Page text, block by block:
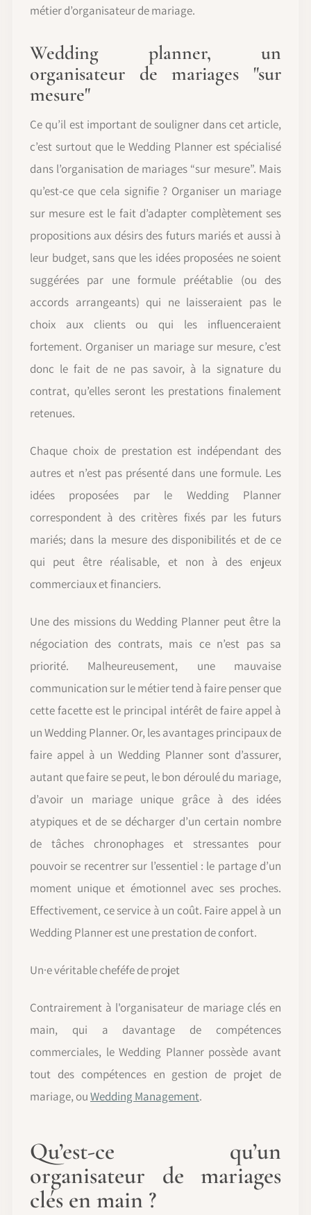
métier d’organisateur de mariage.
Wedding planner, un
organisateur de mariages "sur
mesure"
Ce qu’il est important de souligner dans cet article,
c’est surtout que le Wedding Planner est spécialisé
dans l’organisation de mariages “sur mesure”. Mais
qu’est-ce que cela signifie ? Organiser un mariage
sur mesure est le fait d’adapter complètement ses
propositions aux désirs des futurs mariés et aussi à
leur budget, sans que les idées proposées ne soient
suggérées par une formule préétablie (ou des
accords arrangeants) qui ne laisseraient pas le
choix aux clients ou qui les influenceraient
fortement. Organiser un mariage sur mesure, c’est
donc le fait de ne pas savoir, à la signature du
contrat, qu’elles seront les prestations finalement
retenues.
Chaque choix de prestation est indépendant des
autres et n’est pas présenté dans une formule. Les
idées proposées par le Wedding Planner
correspondent à des critères fixés par les futurs
mariés; dans la mesure des disponibilités et de ce
qui peut être réalisable, et non à des enjeux
commerciaux et financiers.
Une des missions du Wedding Planner peut être la
négociation des contrats, mais ce n’est pas sa
priorité. Malheureusement, une mauvaise
communication sur le métier tend à faire penser que
cette facette est le principal intérêt de faire appel à
un Wedding Planner. Or, les avantages principaux de
faire appel à un Wedding Planner sont d’assurer,
autant que faire se peut, le bon déroulé du mariage,
d’avoir un mariage unique grâce à des idées
atypiques et de se décharger d’un certain nombre
de tâches chronophages et stressantes pour
pouvoir se recentrer sur l’essentiel : le partage d’un
moment unique et émotionnel avec ses proches.
Effectivement, ce service à un coût. Faire appel à un
Wedding Planner est une prestation de confort.
Un·e véritable cheféfe de projet
Contrairement à l'organisateur de mariage clés en
main, qui a davantage de compétences
commerciales, le Wedding Planner possède avant
tout des compétences en gestion de projet de
mariage, ouWedding Management.
Qu’est-ce qu’un
organisateur de mariages
clés en main ?